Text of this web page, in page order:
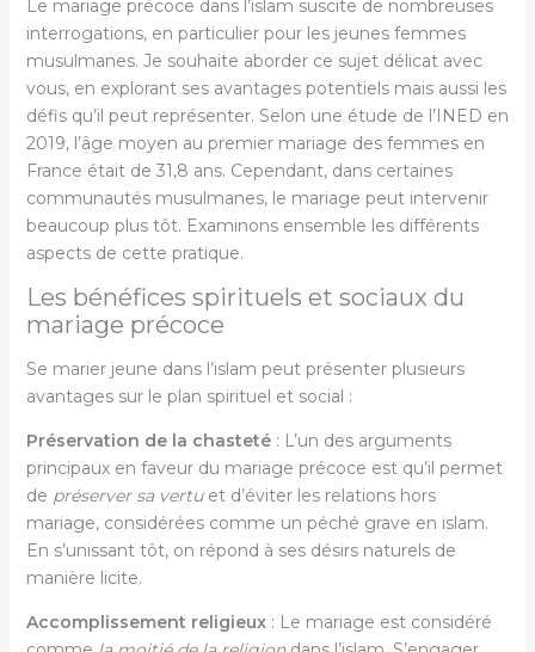
Le mariage précoce dans l’islam suscite de nombreuses
interrogations, en particulier pour les jeunes femmes
musulmanes. Je souhaite aborder ce sujet délicat avec
vous, en explorant ses avantages potentiels mais aussi les
défis qu’il peut représenter. Selon une étude de l’INED en
2019, l’âge moyen au premier mariage des femmes en
France était de 31,8 ans. Cependant, dans certaines
communautés musulmanes, le mariage peut intervenir
beaucoup plus tôt. Examinons ensemble les différents
aspects de cette pratique.
Les bénéfices spirituels et sociaux du
mariage précoce
Se marier jeune dans l’islam peut présenter plusieurs
avantages sur le plan spirituel et social :
Préservation de la chasteté: L’un des arguments
principaux en faveur du mariage précoce est qu’il permet
de préserver sa vertuet d’éviter les relations hors
mariage, considérées comme un péché grave en islam.
En s’unissant tôt, on répond à ses désirs naturels de
manière licite.
Accomplissement religieux: Le mariage est considéré